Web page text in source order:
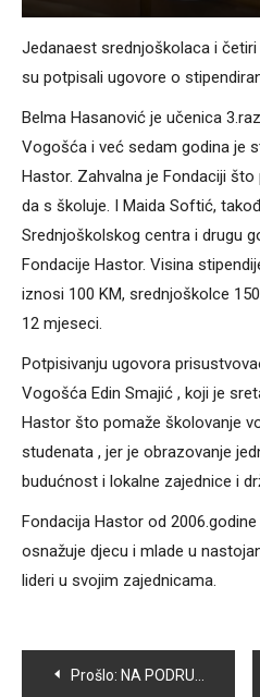
Jedanaest srednjoškolaca i
su potpisali ugovore o
Belma Hasanović je učenica
Vogošća i već sedam godina je
Hastor. Zahvalna je Fondaciji
da s školuje. I Maida Softić,
Srednjoškolskog centra i drugu
Fondacije Hastor. Visina
iznosi 100 KM, srednjoškolce
12 mjeseci.
Potpisivanju ugovora
Vogošća Edin Smajić , koji je
Hastor što pomaže školovanje
studenata , jer je obrazovanje
budućnost i lokalne zajednice i
Fondacija Hastor od
osnažuje djecu i mlade u
lideri u svojim zajednicama.
Navigacija
Prošlo: NA PODRUČJU OPĆINE VOGOŠĆA DEMINIRANO NOVIH 52 623 m2